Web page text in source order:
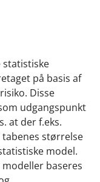
statistiske
på basis af
Disse
udgangspunkt
at der f.eks.
størrelse
model.
baseres